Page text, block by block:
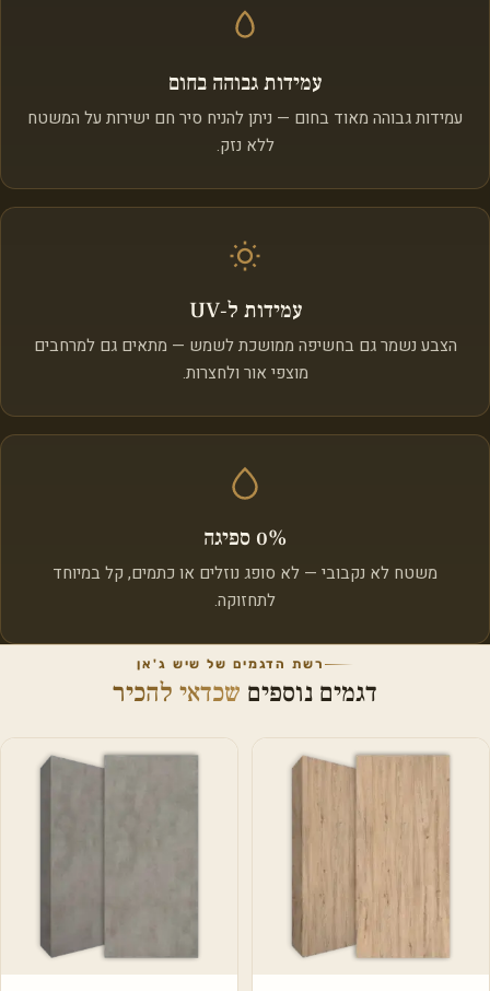
עמידות גבוהה בחום
עמידות גבוהה מאוד בחום — ניתן להניח סיר חם ישירות על המשטח
ללא נזק.
עמידות ל‑UV
הצבע נשמר גם בחשיפה ממושכת לשמש — מתאים גם למרחבים
מוצפי אור ולחצרות.
0% ספיגה
משטח לא נקבובי — לא סופג נוזלים או כתמים, קל במיוחד
לתחזוקה.
רשת הדגמים של שיש ג'אן
דגמים נוספים שכדאי להכיר